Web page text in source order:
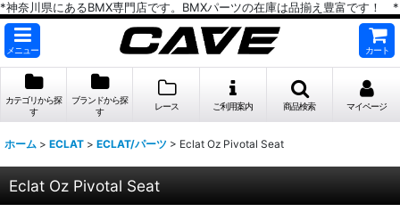
*神奈川県にあるBMX専門店です。BMXパーツの在庫は品揃え豊富です！ *
メニュー カート
カテゴリから探
す
ブランドから探
す
レース ご利用案内 商品検索 マイページ
ホーム > ECLAT > ECLAT/パーツ > Eclat Oz Pivotal Seat
Eclat Oz Pivotal Seat